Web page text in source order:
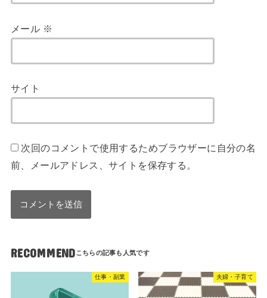
メール ※
サイト
次回のコメントで使用するためブラウザーに自分の名
前、メールアドレス、サイトを保存する。
RECOMMEND
仕事・副業 夫婦・子育て